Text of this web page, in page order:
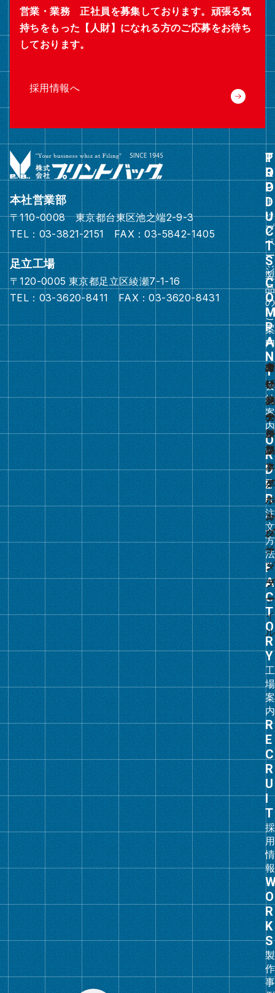
営業・業務 正社員を募集しております。頑張る気
持ちをもった【人財】になれる方のご応募をお待ち
しております。
採用情報へ
本社営業部
〒110-0008 東京都台東区池之端2-9-3
TEL：03-3821-2151 FAX：03-5842-1405
足立工場
〒120-0005 東京都足立区綾瀬7-1-16
TEL：03-3620-8411 FAX：03-3620-8431
ト
ッ
プ
ペ
ー
ジ
グ
ル
ー
プ
リ
ン
ク
会
社
案
内
グ
ル
ー
プ
リ
ン
ク
注
文
方
法
グ
ル
ー
プ
リ
ン
ク
工
場
案
内
グ
ル
ー
プ
リ
ン
ク
採
用
情
報
グ
ル
ー
プ
リ
ン
ク
製
作
事
グ
ル
ー
プ
リ
ン
ク
製
品
の
ご
案
内
オ
リ
ジ
ナ
ル
フ
ァ
イ
ル
・
バ
イ
ン
ダ
ー
白
い
フ
ァ
イ
ル
・
バ
イ
ン
ダ
ー
ス
ー
パ
ー
ク
リ
ス
タ
ル
カ
レ
ン
ダ
ー
カ
レ
ン
ダ
ー
製
本
オ
リ
ジ
ナ
ル
ク
リ
ア
ホ
ル
ダ
ー
・
フ
ァ
イ
ル
タ
ビ
メ
モ
リ
そ
の
他
の
製
品
綴
じ
具